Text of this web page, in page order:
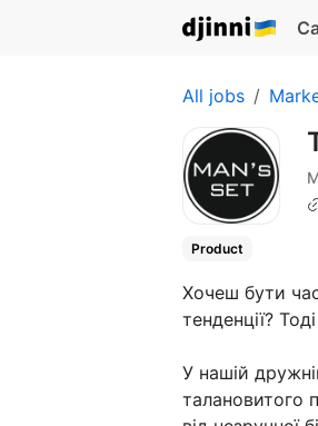
All jobs
Product
Хочеш бути
тенденції?
У нашій
талановитого